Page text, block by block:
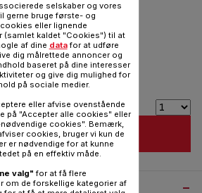
117,00 DKK
TIL INDKØBSVOGN
selskaber og vores
gerne bruge første- og
eller lignende
(samlet kaldet "Cookies") til at
af dine datafor at udføre
dig målrettede annoncer og
baseret på dine interesser
og give dig mulighed for
på sociale medier.
eller afvise ovenstående
på "Accepter alle cookies" eller
cookies". Bemærk,
cookies, bruger vi kun de
er nødvendige for at kunne
på en effektiv måde.
valg" for at få flere
om de forskellige kategorier af